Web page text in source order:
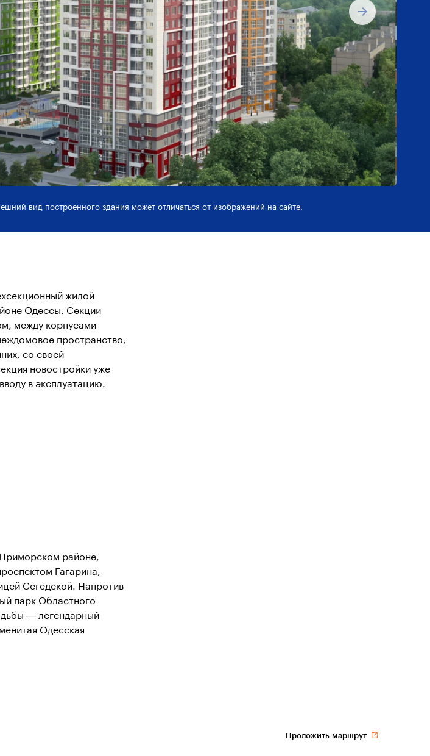
вид построенного здания может отличаться от изображений на сайте.
жилой
Одессы. Секции
между корпусами
пространство,
со своей
новостройки уже
в эксплуатацию.
районе,
Гагарина,
Сегедской. Напротив
парк Областного
— легендарный
Одесская
Проложить маршрут